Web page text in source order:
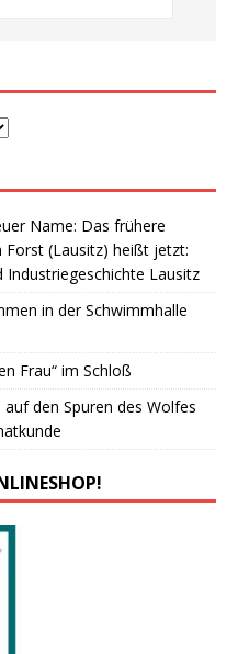
Name: Das frühere
Forst (Lausitz) heißt jetzt:
Lausitz
in der Schwimmhalle
Frau“ im Schloß
den Spuren des Wolfes